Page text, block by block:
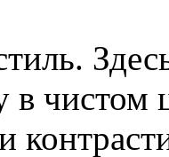
в чистом